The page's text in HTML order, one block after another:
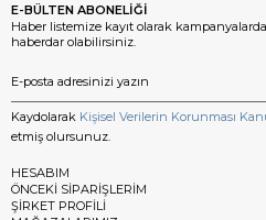
E-BÜLTEN ABONELİĞİ
Haber listemize kayıt olarak
haberdar olabilirsiniz.
Kaydolarak Kişisel Verilerin Korunması
etmiş olursunuz.
HESABIM
ÖNCEKİ SİPARİŞLERİM
ŞİRKET PROFİLİ